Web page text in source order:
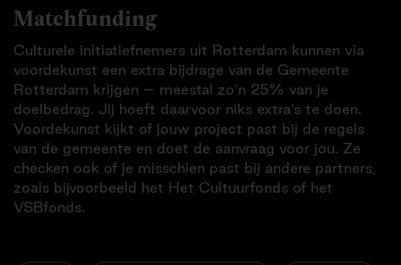
Matchfunding
Culturele initiatiefnemers uit Rotterdam kunnen via
voordekunst een extra bijdrage van de Gemeente
Rotterdam krijgen – meestal zo’n 25% van je
doelbedrag. Jij hoeft daarvoor niks extra’s te doen.
Voordekunst kijkt of jouw project past bij de regels
van de gemeente en doet de aanvraag voor jou. Ze
checken ook of je misschien past bij andere partners,
zoals bijvoorbeeld het Het Cultuurfonds of het
VSBfonds.